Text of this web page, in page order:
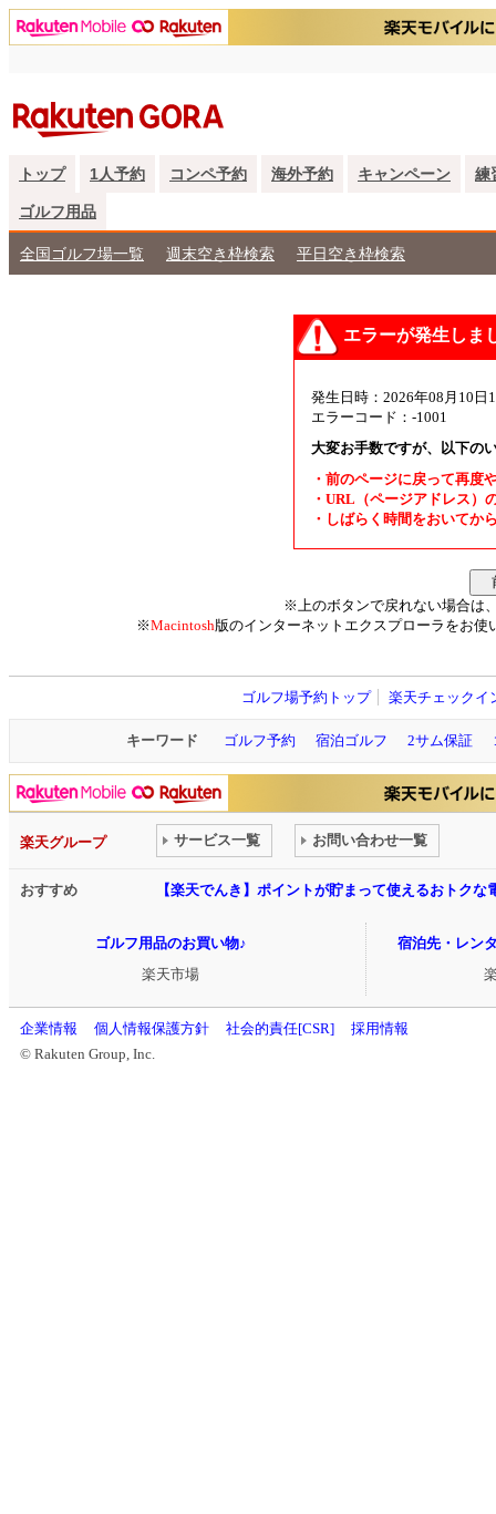
トップ 1人予約 コンペ予約 海外予約 キャンペーン 練
ゴルフ用品
全国ゴルフ場一覧 週末空き枠検索 平日空き枠検索
エラーが発生しま
発生日時：2026年08月10日
エラーコード：-1001
大変お手数ですが、以下の
・前のページに戻って再度
・URL（ページアドレス）
・しばらく時間をおいてか
※上のボタンで戻れない場合は
※Macintosh版のインターネットエクスプローラをお
ゴルフ場予約トップ 楽天チェックイ
キーワード ゴルフ予約 宿泊ゴルフ 2サム保証
楽天グループ サービス一覧 お問い合わせ一覧
おすすめ 【楽天でんき】ポイントが貯まって使えるおトクな
ゴルフ用品のお買い物♪
楽天市場
宿泊先・レン
企業情報 個人情報保護方針 社会的責任[CSR]
採用情報
© Rakuten Group, Inc.